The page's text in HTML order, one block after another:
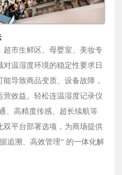
超市生鲜区、母婴室、美妆专
温湿度环境的稳定性要求日
导致商品变质、设备故障，
效益。轻松连温湿度记录仪
、高精度传感、超长续航等
双平台部署选项，为商场提供
追溯、高效管理” 的一体化解